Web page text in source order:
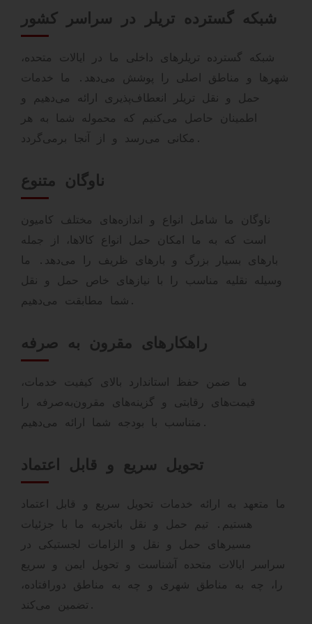
شبکه گسترده تریلر در سراسر کشور
شبکه گسترده تریلرهای داخلی ما در ایالات متحده،
شهرها و مناطق اصلی را پوشش می‌دهد. ما خدمات
حمل و نقل تریلر انعطاف‌پذیری ارائه می‌دهیم و
اطمینان حاصل می‌کنیم که محموله شما به هر
مکانی می‌رسد و از آنجا برمی‌گردد.
ناوگان متنوع
ناوگان ما شامل انواع و اندازه‌های مختلف کامیون
است که به ما امکان حمل انواع کالاها، از جمله
بارهای بسیار بزرگ و بارهای ظریف را می‌دهد. ما
وسیله نقلیه مناسب را با نیازهای خاص حمل و نقل
شما مطابقت می‌دهیم.
راهکارهای مقرون به صرفه
ما ضمن حفظ استاندارد بالای کیفیت خدمات،
قیمت‌های رقابتی و گزینه‌های مقرون‌به‌صرفه را
متناسب با بودجه شما ارائه می‌دهیم.
تحویل سریع و قابل اعتماد
ما متعهد به ارائه خدمات تحویل سریع و قابل اعتماد
هستیم. تیم حمل و نقل باتجربه ما با جزئیات
مسیرهای حمل و نقل و الزامات لجستیکی در
سراسر ایالات متحده آشناست و تحویل ایمن و سریع
را، چه به مناطق شهری و چه به مناطق دورافتاده،
تضمین می‌کند.